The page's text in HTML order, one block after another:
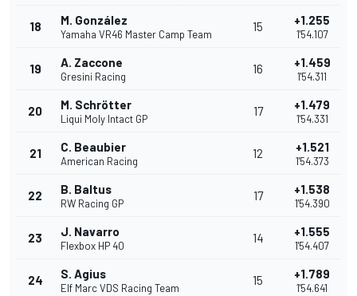
18 M. González
Yamaha VR46 Master Camp Team
15 +1.255
1'54.107
19 A. Zaccone
Gresini Racing
16 +1.459
1'54.311
20 M. Schrötter
Liqui Moly Intact GP
17 +1.479
1'54.331
21 C. Beaubier
American Racing
12 +1.521
1'54.373
22 B. Baltus
RW Racing GP
17 +1.538
1'54.390
23 J. Navarro
Flexbox HP 40
14 +1.555
1'54.407
24 S. Agius
Elf Marc VDS Racing Team
15 +1.789
1'54.641